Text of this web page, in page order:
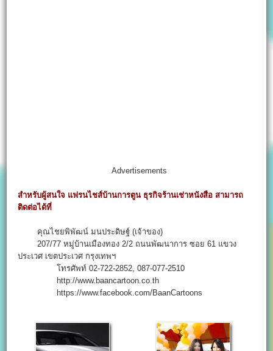
Advertisements
สำหรับผู้สนใจ แฟรนไชส์บ้านการตูน ธุรกิจร้านเช่าหนังสือ สามารถ
ติดต่อได้ที่
คุณไชยพิพัฒน์ มนประดิษฐ์ (เจ้าของ)
207/77 หมู่บ้านเมืองทอง 2/2 ถนนพัฒนาการ ซอย 61 แขวง
ประเวศ เขตประเวศ กรุงเทพฯ
โทรศัพท์ 02-722-2852, 087-077-2510
http://www.baancartoon.co.th
https://www.facebook.com/BaanCartoons